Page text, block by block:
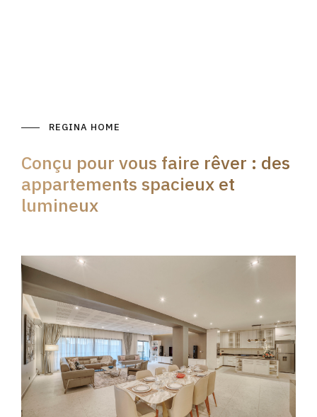
REGINA HOME
Conçu pour vous faire rêver : des
appartements spacieux et
lumineux